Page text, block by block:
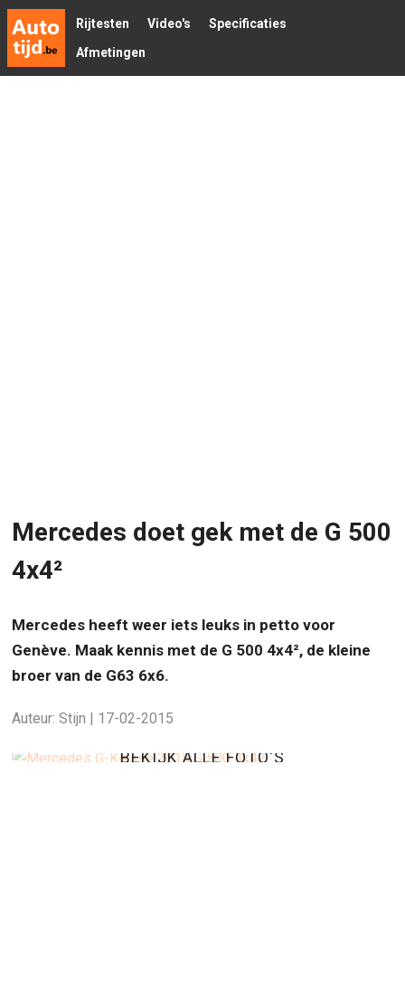
Rijtesten Video's
Specificaties
Afmetingen
Mercedes doet gek met de G 500
4x4²
Mercedes heeft weer iets leuks in petto voor
Genève. Maak kennis met de G 500 4x4², de kleine
broer van de G63 6x6.
Auteur: Stijn | 17-02-2015
BEKIJK ALLE FOTO'S